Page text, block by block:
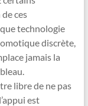
ces
technologie
discrète,
jamais la
libre de ne pas
est